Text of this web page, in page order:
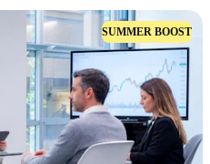
SUMMER BOOST